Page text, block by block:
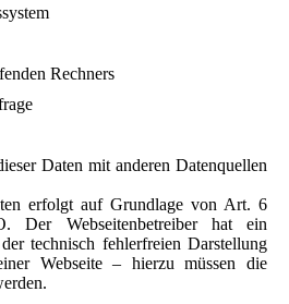
Rechners
Daten mit anderen Datenquellen
erfolgt auf Grundlage von Art. 6
Webseitenbetreiber hat ein
technisch fehlerfreien Darstellung
Webseite – hierzu müssen die